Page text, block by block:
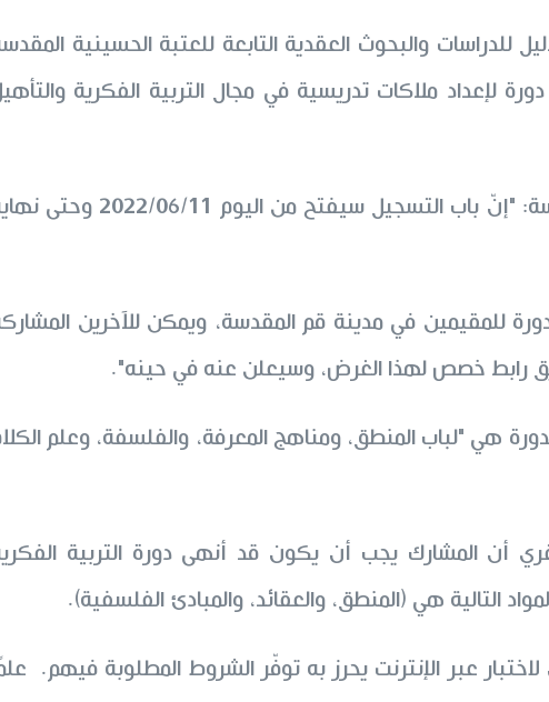
والبحوث العقدية التابعة للعتبة الحسينية
لإعداد ملاكات تدريسية في مجال التربية الفكرية
وقال الدكتور الغري في حديثٍ لموقع المؤسسة: "إنّ باب التسجيل سيفتح من اليوم 2022/06/
للمقيمين في مدينة قم المقدسة، ويمكن للآخرين
رابط خصص لهذا الغرض، وسيعلن عنه في حينه".
هي "لباب المنطق، ومناهج المعرفة، والفلسفة، وعلم
أن المشارك يجب أن يكون قد أنهى دورة التربية
التالية هي (المنطق، والعقائد، والمبادئ الفلسفية).
عبر الإنترنت يحرز به توفّر الشروط المطلوبة فيهم.